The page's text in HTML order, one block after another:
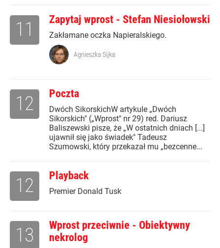
Zapytaj wprost - Stefan Niesiołowski
Zakłamane oczka Napieralskiego.
11
Agnieszka Sijka
Poczta
Dwóch SikorskichW artykule „Dwóch
Sikorskich" („Wprost" nr 29) red. Dariusz
Baliszewski pisze, że „W ostatnich dniach [...]
ujawnił się jako świadek" Tadeusz
Szumowski, który przekazał mu „bezcenne...
12
Playback
Premier Donald Tusk
12
Wprost przeciwnie - Obiektywny
nekrolog
13